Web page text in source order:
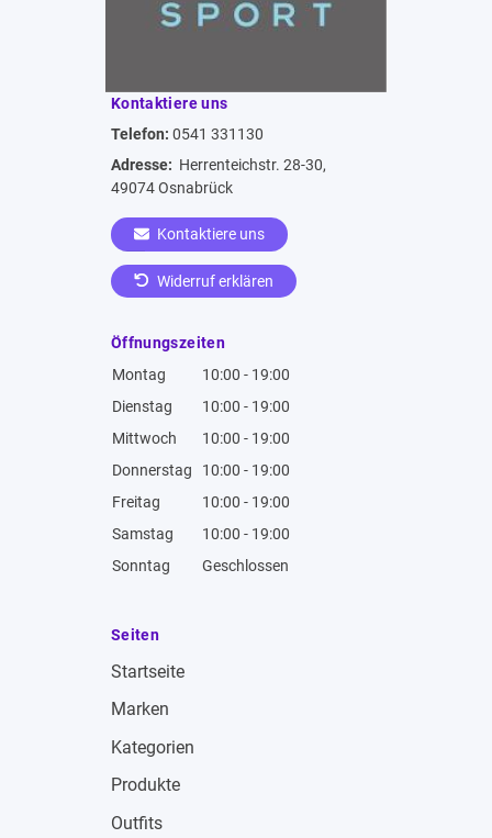
Kontaktiere uns
Telefon: 0541 331130
Adresse: Herrenteichstr. 28-30,
49074 Osnabrück
Kontaktiere uns
Widerruf erklären
Öffnungszeiten
Montag
10:00 - 19:00
Dienstag
10:00 - 19:00
Mittwoch
10:00 - 19:00
Donnerstag
10:00 - 19:00
Freitag
10:00 - 19:00
Samstag
10:00 - 19:00
Sonntag
Geschlossen
Seiten
Startseite
Marken
Kategorien
Produkte
Outfits